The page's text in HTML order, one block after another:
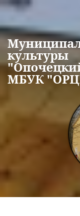
Перейти к основному
культуры
МБУК